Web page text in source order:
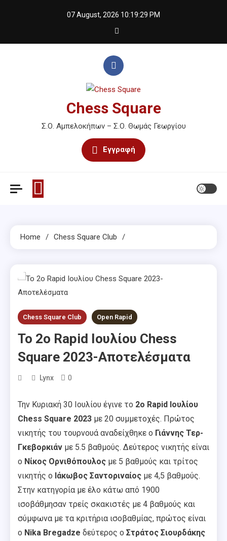
07 August, 2026 10:19:29 PM
Chess Square
Σ.Ο. Αμπελοκήπων – Σ.Ο. Θωμάς Γεωργίου
Εγγραφή
Home Chess Square Club
Chess Square Club Open Rapid
Το 2ο Rapid Ιουλίου Chess
Square 2023-Αποτελέσματα
Lynx 0
Την Κυριακή 30 Ιουλίου έγινε το 2ο Rapid Ιουλίου
Chess Square 2023 με 20 συμμετοχές. Πρώτος
νικητής του τουρνουά αναδείχθηκε ο Γιάννης Τερ-
Γκεβορκιάν με 5.5 βαθμούς. Δεύτερος νικητής είναι
ο Νίκος Ορνιθόπουλος με 5 βαθμούς και τρίτος
νικητής ο Ιάκωβος Σαντοριναίος με 4,5 βαθμούς.
Στην κατηγορία με έλο κάτω από 1900
ισοβάθμησαν τρείς σκακιστές με 4 βαθμούς και
σύμφωνα με τα κριτήρια ισοβαθμίας, πρώτος είναι
ο Nika Bregadze δεύτερος ο Στράτος Σιουρδάκης